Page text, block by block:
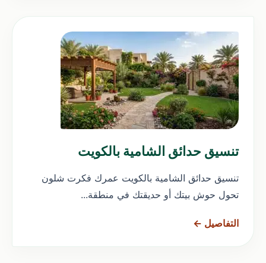
تنسيق حدائق الشامية بالكويت
تنسيق حدائق الشامية بالكويت عمرك فكرت شلون
تحول حوش بيتك أو حديقتك في منطقة...
التفاصيل ←